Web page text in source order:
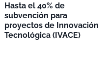
Hasta el 40% de
subvención para
proyectos de Innovación
Tecnológica (IVACE)